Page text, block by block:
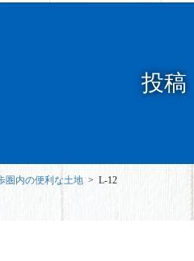
投稿
圏内の便利な土地 L-12